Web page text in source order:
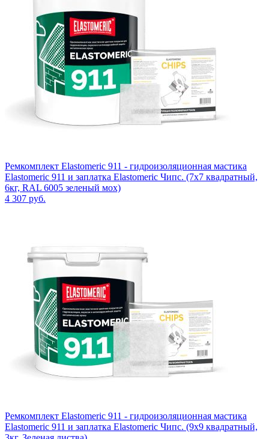
Ремкомплект Elastomeric 911 - гидроизоляционная мастика
Elastomeric 911 и заплатка Elastomeric Чипс. (7х7 квадратный,
6кг, RAL 6005 зеленый мох)
4 307 руб.
Ремкомплект Elastomeric 911 - гидроизоляционная мастика
Elastomeric 911 и заплатка Elastomeric Чипс. (9х9 квадратный,